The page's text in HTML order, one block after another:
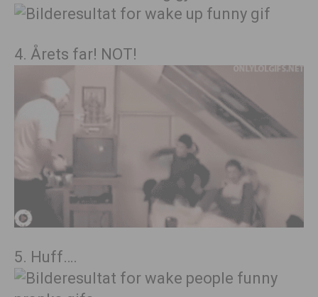
4. Årets far! NOT!
5. Huff….